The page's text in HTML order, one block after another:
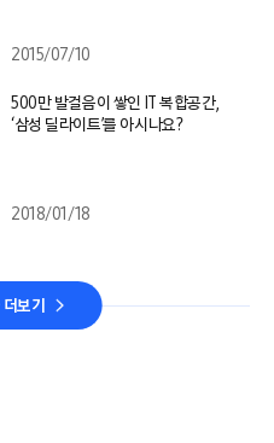
2015/07/10
500만 발걸음이 쌓인 IT 복합공간,
‘삼성 딜라이트’를 아시나요?
2018/01/18
보기